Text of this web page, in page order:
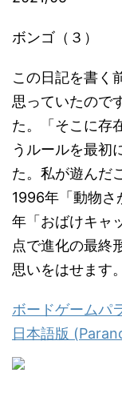
ボンゴ（３）
この日記を書く
思っていたので
た。「そこに存
うルールを最初
た。私が遊んだ
1996年「動物
年「おばけキャ
点で進化の最終
思いをはせます。
ボードゲームパ
日本語版